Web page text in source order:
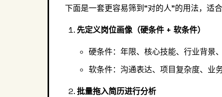
下面是一套更容易筛到“对的人”的用法，适
先定义岗位画像（硬条件 + 软条件）
硬条件：年限、核心技能、行业背景
软条件：沟通表达、项目复杂度、业
批量拖入简历进行分析